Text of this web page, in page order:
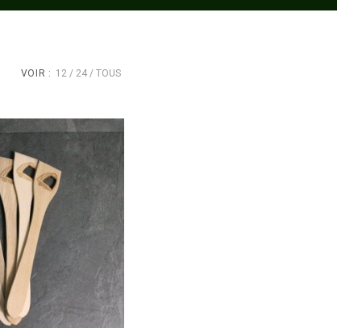
VOIR : 12 24 TOUS